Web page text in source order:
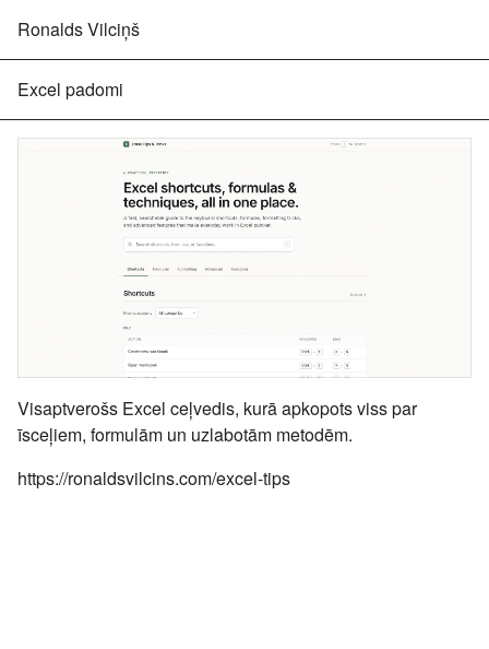
Ronalds Vilciņš
Excel padomi
Visaptverošs Excel ceļvedis, kurā apkopots viss par
īsceļiem, formulām un uzlabotām metodēm.
https://ronaldsvilcins.com/excel-tips